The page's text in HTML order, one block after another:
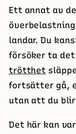
Ett annat av
landar. Du
försöker ta
trötthet
fortsätter gå,
utan att du
Det här kan